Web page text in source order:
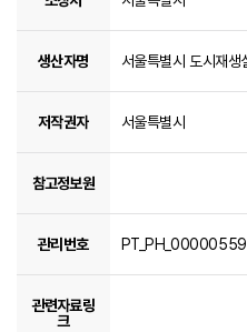
생산자명 서울특별시 도시재생
저작권자 서울특별시
참고정보원
관리번호 PT_PH_00000559
관련자료링
크